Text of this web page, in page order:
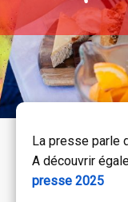
La presse parle
A découvrir
presse 2025